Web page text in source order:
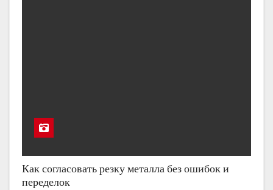
Как согласовать резку металла без ошибок и
переделок